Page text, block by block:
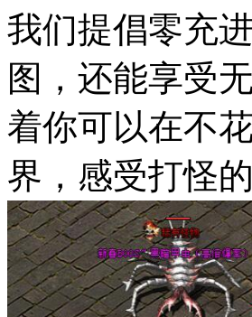
我们提倡零充
图，还能享受
着你可以在不
界，感受打怪的